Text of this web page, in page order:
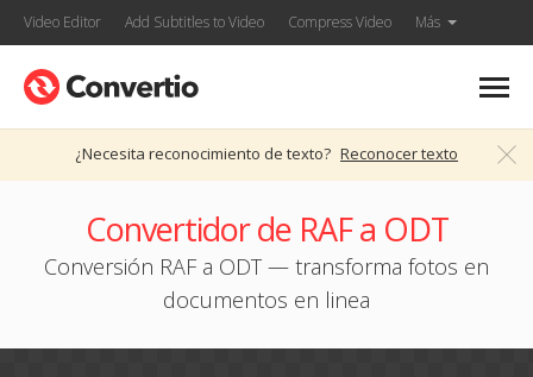
Video Editor Add Subtitles to Video Compress Video Más
¿Necesita reconocimiento de texto? Reconocer texto
Convertidor de RAF a ODT
Conversión RAF a ODT — transforma fotos en
documentos en linea